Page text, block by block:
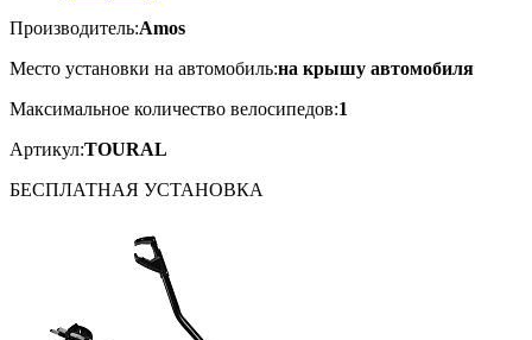
Производитель:Amos
Место установки на автомобиль:на крышу автомобиля
Максимальное количество велосипедов:1
Артикул:TOURAL
БЕСПЛАТНАЯ УСТАНОВКА